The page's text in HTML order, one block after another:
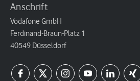
Anschrift
Vodafone GmbH
Ferdinand-Braun-Platz 1
40549 Düsseldorf